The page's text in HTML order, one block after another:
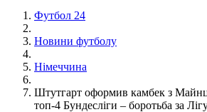
Футбол 24
Новини футболу
Німеччина
Штутгарт оформив камбек з
топ-4 Бундесліги – боротьба за